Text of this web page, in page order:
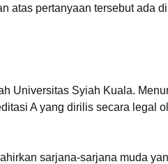
atas pertanyaan tersebut ada di
Universitas Syiah Kuala.
A yang dirilis secara legal
sarjana-sarjana muda